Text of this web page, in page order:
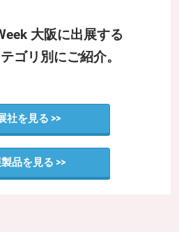
大阪に出展する
ゴリ別にご紹介。
社を見る >>
品を見る >>